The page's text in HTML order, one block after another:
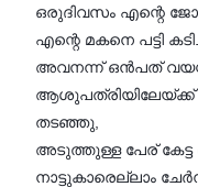
ഒരുദിവസം എന്റെ
എന്റെ മകനെ പട്ടി
അവനന്ന് ഒൻപത്
തടഞ്ഞു,
അടുത്തുള്ള പേര്
നാട്ടുകാരെല്ലാം